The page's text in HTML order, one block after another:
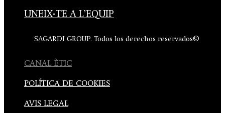
UNEIX-TE A L’EQUIP
SAGARDI GROUP. Todos los derechos reservados©
CANAL ÈTIC
POLÍTICA DE COOKIES
AVIS LEGAL